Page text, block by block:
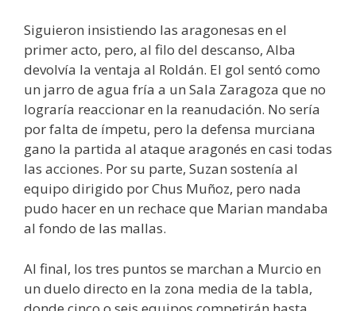
Siguieron insistiendo las aragonesas en el
primer acto, pero, al filo del descanso, Alba
devolvía la ventaja al Roldán. El gol sentó como
un jarro de agua fría a un Sala Zaragoza que no
lograría reaccionar en la reanudación. No sería
por falta de ímpetu, pero la defensa murciana
gano la partida al ataque aragonés en casi todas
las acciones. Por su parte, Suzan sostenía al
equipo dirigido por Chus Muñoz, pero nada
pudo hacer en un rechace que Marian mandaba
al fondo de las mallas.
Al final, los tres puntos se marchan a Murcio en
un duelo directo en la zona media de la tabla,